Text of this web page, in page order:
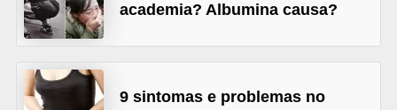
academia? Albumina causa?
9 sintomas e problemas no
t
a
ç
ã